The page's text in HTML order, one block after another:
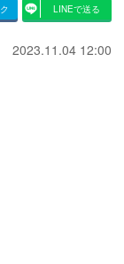
LINEで送る
2023.11.04 12:00